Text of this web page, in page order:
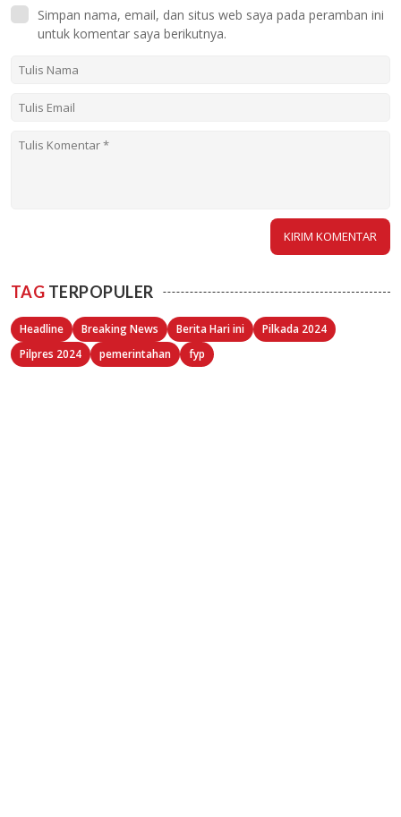
Simpan nama, email, dan situs web saya pada peramban ini
untuk komentar saya berikutnya.
TAG TERPOPULER
Headline Breaking News Berita Hari ini
Pilkada 2024
Pilpres 2024
pemerintahan fyp